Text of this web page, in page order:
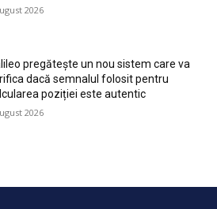
2026
pregătește un nou sistem care va
dacă semnalul folosit pentru
poziției este autentic
2026